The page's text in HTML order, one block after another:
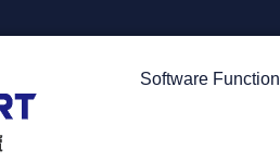
Software Function